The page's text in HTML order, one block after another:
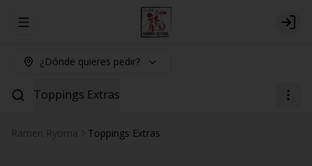
Abrir menu de navegación Login
¿Dónde quieres pedir?
Toppings Extras
Ramen Ryoma Toppings Extras